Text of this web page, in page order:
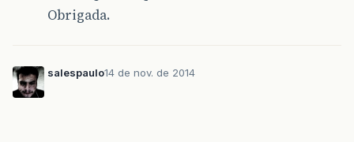
Obrigada.
salespaulo14 de nov. de 2014